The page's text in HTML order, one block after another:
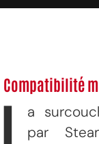
Compatibilité
L
a
par